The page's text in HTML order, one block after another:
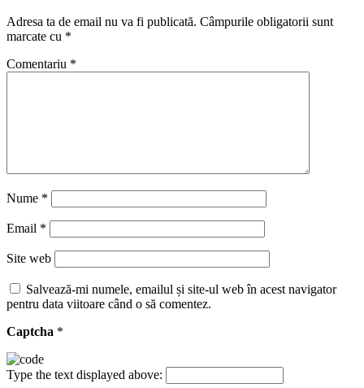
Adresa ta de email nu va fi publicată. Câmpurile obligatorii sunt
marcate cu *
Comentariu *
Nume *
Email *
Site web
Salvează-mi numele, emailul și site-ul web în acest navigator
pentru data viitoare când o să comentez.
Captcha *
Type the text displayed above: